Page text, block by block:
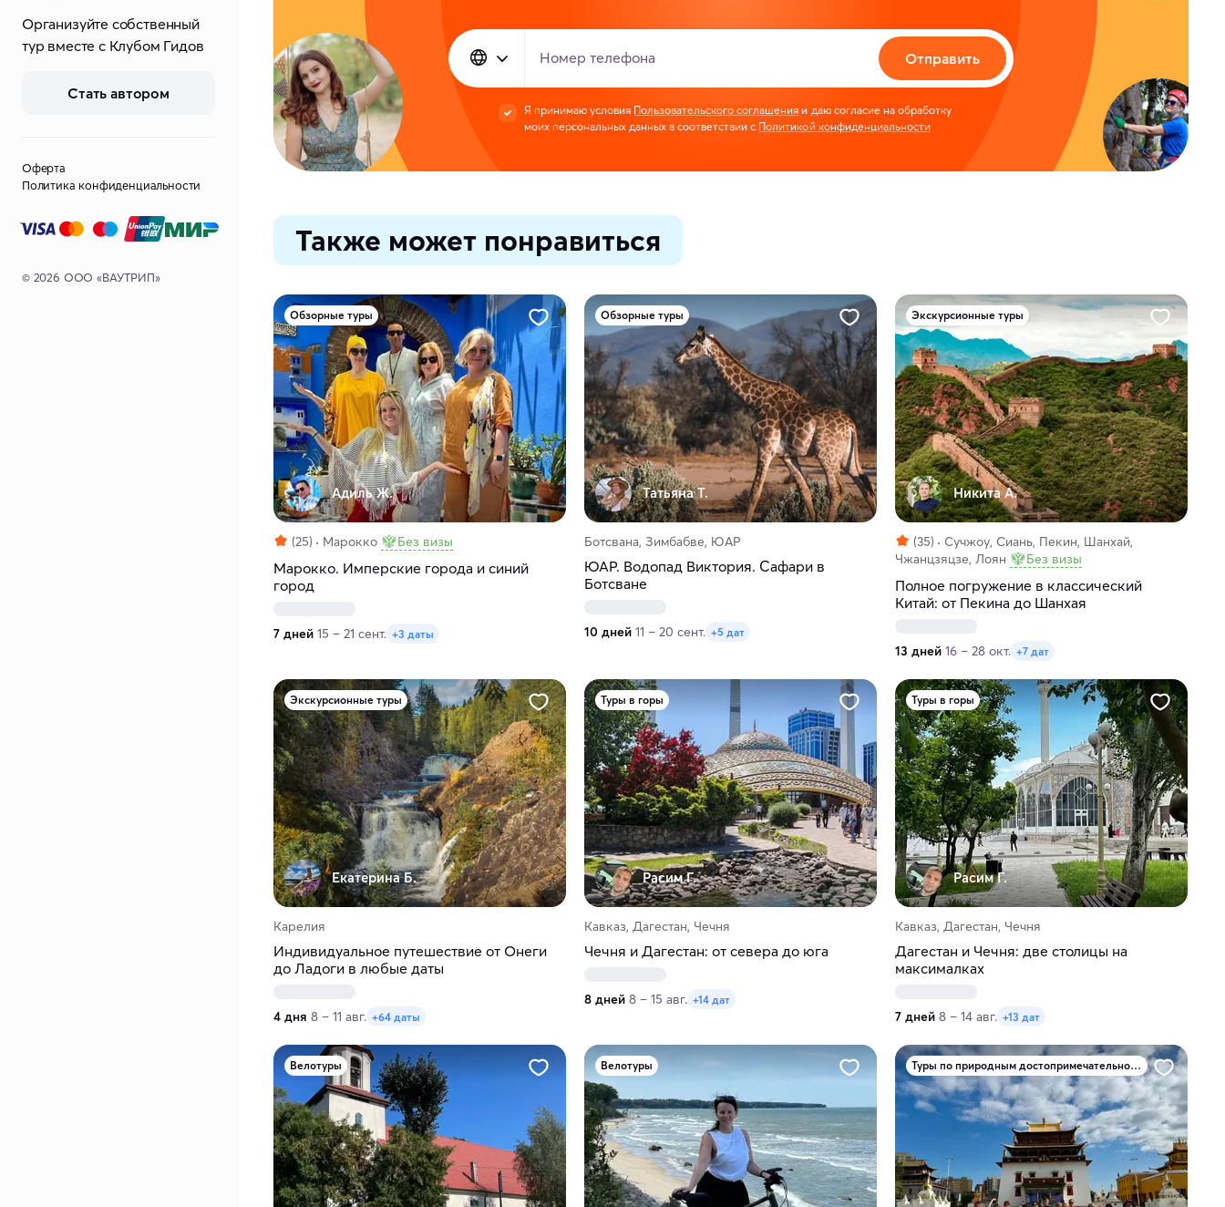
Организуйте собственный
тур вместе с Клубом Гидов
Стать автором
Оферта
Политика конфиденциальности
© 2026 ООО «ВАУТРИП»
Номер телефона Отправить
Я принимаю условия Пользовательского соглашения и даю согласие на обработку
моих персональных данных в соответствии с Политикой конфиденциальности
Также может понравиться
Обзорные туры
Адиль Ж.
(25) Марокко Без визы
Марокко. Имперские города и синий
город
7 дней 15 – 21 сент. +3 даты
Обзорные туры
Татьяна Т.
Ботсвана, Зимбабве, ЮАР
ЮАР. Водопад Виктория. Сафари в
Ботсване
10 дней 11 – 20 сент. +5 дат
Экскурсионные туры
Никита А.
(35)
Сучжоу, Сиань, Пекин, Шанхай,
Чжанцзяцзе, Лоян
Без визы
Полное погружение в классический
Китай: от Пекина до Шанхая
13 дней 16 – 28 окт. +7 дат
Экскурсионные туры
Екатерина Б.
Карелия
Индивидуальное путешествие от Онеги
до Ладоги в любые даты
4 дня 8 – 11 авг. +64 даты
Туры в горы
Расим Г.
Кавказ, Дагестан, Чечня
Чечня и Дагестан: от севера до юга
8 дней 8 – 15 авг. +14 дат
Туры в горы
Расим Г.
Кавказ, Дагестан, Чечня
Дагестан и Чечня: две столицы на
максималках
7 дней 8 – 14 авг. +13 дат
Велотуры Велотуры Туры по природным достопримечательностям